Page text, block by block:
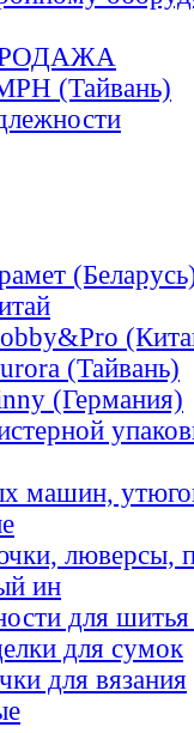
(Тайвань)
(Тайвань)
(Германия)
машин,
люверсы,
ин
для шитья
для сумок
для вязания